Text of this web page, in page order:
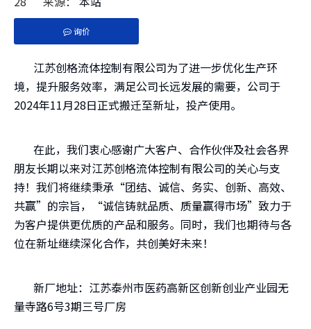
询价
江苏创格流体控制有限公司为了进一步优化生产环
境，提升服务效率，满足公司长远发展的需要，公司于
2024年11月28日正式搬迁至新址，投产使用。
在此，我们衷心感谢广大客户、合作伙伴及社会各界
朋友长期以来对江苏创格流体控制有限公司的关心与支
持！我们将继续秉承“团结、诚信、务实、创新、高效、
共赢”的宗旨，“诚信铸就品质、质量赢得市场”致力于
为客户提供更优质的产品和服务。同时，我们也期待与各
位在新址继续深化合作，共创美好未来！
新厂地址：江苏泰州市医药高新区创新创业产业园无
量寺路6号3期三号厂房